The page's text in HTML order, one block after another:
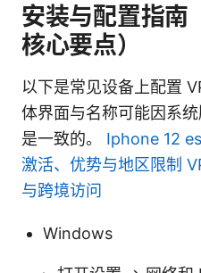
安装与配置指南
核心要点）
以下是常见设备上配置
体界面与名称可能因系
是一致的。 Iphone 12
激活、优势与地区限制
与跨境访问
Windows